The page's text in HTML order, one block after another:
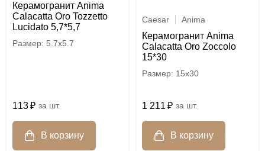
Керамогранит Anima
Calacatta Oro Tozzetto
Lucidato 5,7*5,7
5.7x5.7
113 шт.
Caesar Anima
Керамогранит Anima
Calacatta Oro Zoccolo
15*30
15x30
1 211 шт.